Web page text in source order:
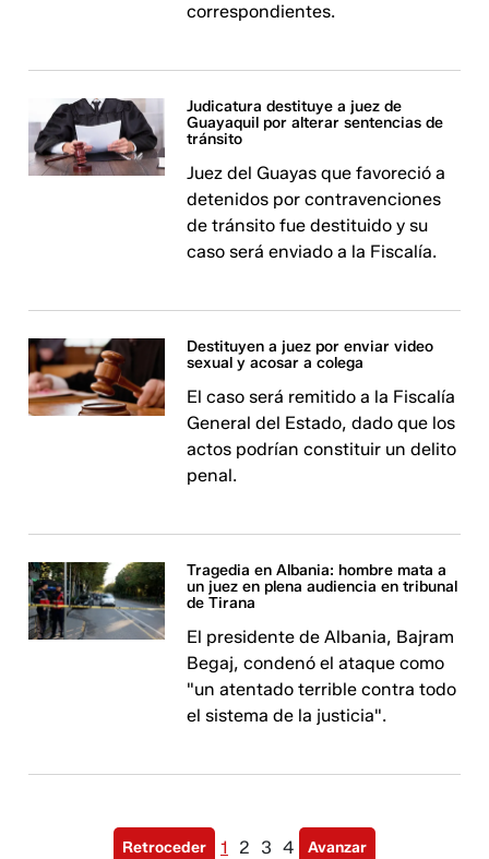
correspondientes.
Judicatura destituye a juez de
Guayaquil por alterar sentencias de
tránsito
Juez del Guayas que favoreció a
detenidos por contravenciones
de tránsito fue destituido y su
caso será enviado a la Fiscalía.
Destituyen a juez por enviar video
sexual y acosar a colega
El caso será remitido a la Fiscalía
General del Estado, dado que los
actos podrían constituir un delito
penal.
Tragedia en Albania: hombre mata a
un juez en plena audiencia en tribunal
de Tirana
El presidente de Albania, Bajram
Begaj, condenó el ataque como
"un atentado terrible contra todo
el sistema de la justicia".
Retroceder 1 2 3 4 Avanzar